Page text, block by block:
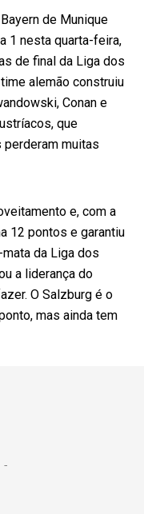
de Munique
1 nesta quarta-feira,
de final da Liga dos
alemão construiu
Conan e
que
muitas
e, com a
12 pontos e garantiu
da Liga dos
a liderança do
O Salzburg é o
mas ainda tem